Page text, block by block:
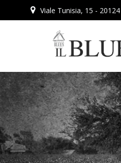
al
Viale Tunisia, 15 -